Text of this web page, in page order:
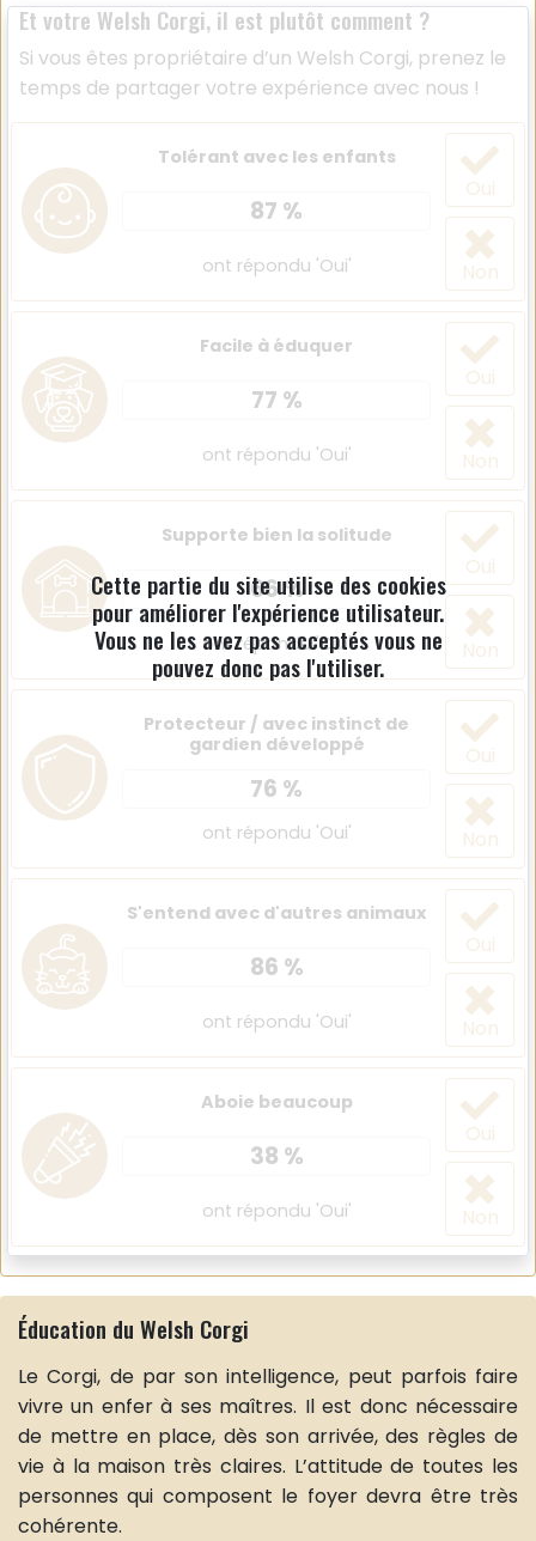
Et votre Welsh Corgi, il est plutôt comment ?
Si vous êtes propriétaire d’un Welsh Corgi, prenez le
temps de partager votre expérience avec nous !
Tolérant avec les enfants
87 %
ont répondu 'Oui'
Oui
Non
Facile à éduquer
77 %
ont répondu 'Oui'
Oui
Non
Supporte bien la solitude
66 %
ont répondu 'Oui'
Oui
Non
Protecteur / avec instinct de
gardien développé
76 %
ont répondu 'Oui'
Oui
Non
S'entend avec d'autres animaux
86 %
ont répondu 'Oui'
Oui
Non
Aboie beaucoup
38 %
ont répondu 'Oui'
Oui
Non
Cette partie du site utilise des cookies
pour améliorer l'expérience utilisateur.
Vous ne les avez pas acceptés vous ne
pouvez donc pas l'utiliser.
Éducation du Welsh Corgi
Le Corgi, de par son intelligence, peut parfois faire
vivre un enfer à ses maîtres. Il est donc nécessaire
de mettre en place, dès son arrivée, des règles de
vie à la maison très claires. L’attitude de toutes les
personnes qui composent le foyer devra être très
cohérente.